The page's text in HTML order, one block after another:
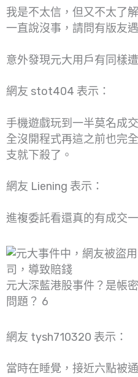
我是不太信，但又不太了
一直說沒事，請問有版友
意外發現元大用戶有同樣
網友 stot404 表示：
手機遊戲玩到一半莫名成
全沒開程式再這之前也完
支就下殺了。
網友 Liening 表示：
進複委託看還真的有成交
元大深藍港股事件？是帳
問題？ 6
網友 tysh710320 表示：
當時在睡覺，接近六點被